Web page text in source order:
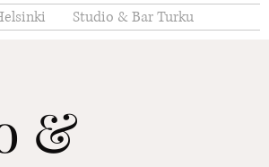
Studio & Bar Turku
&